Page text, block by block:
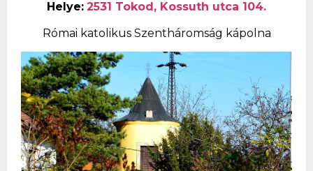
Helye: 2531 Tokod, Kossuth utca 104.
Római katolikus Szentháromság kápolna